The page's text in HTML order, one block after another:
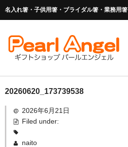
名入れ箸・子供用箸・ブライダル箸・業務用箸
商品を探す
お子様の入卒園に
20260620_173739538
2026年6月21日
Filed under:
naito